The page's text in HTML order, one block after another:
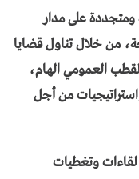
ومتجددة على مدار
من خلال تناول قضايا
القطب العمومي الهام،
من أجل
وتغطيات